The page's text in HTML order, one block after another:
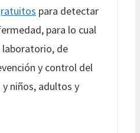
para detectar
para lo cual
laboratorio, de
y control del
niños, adultos y